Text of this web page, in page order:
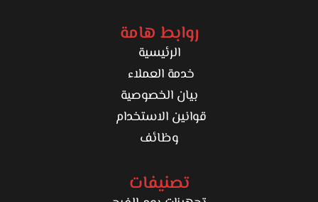
روابط هامة
الرئيسية
خدمة العملاء
بيان الخصوصية
قوانين الاستخدام
وظائف
تصنيفات